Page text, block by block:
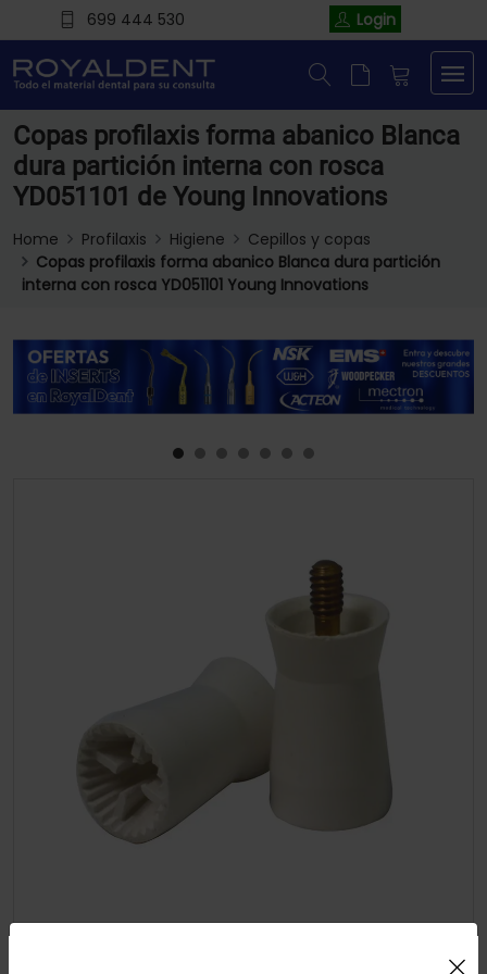
699 444 530 Login
Copas profilaxis forma abanico Blanca
dura partición interna con rosca
YD051101 de Young Innovations
Home Profilaxis Higiene
Cepillos y copas
Copas profilaxis forma abanico Blanca dura partición
interna con rosca YD051101 Young Innovations